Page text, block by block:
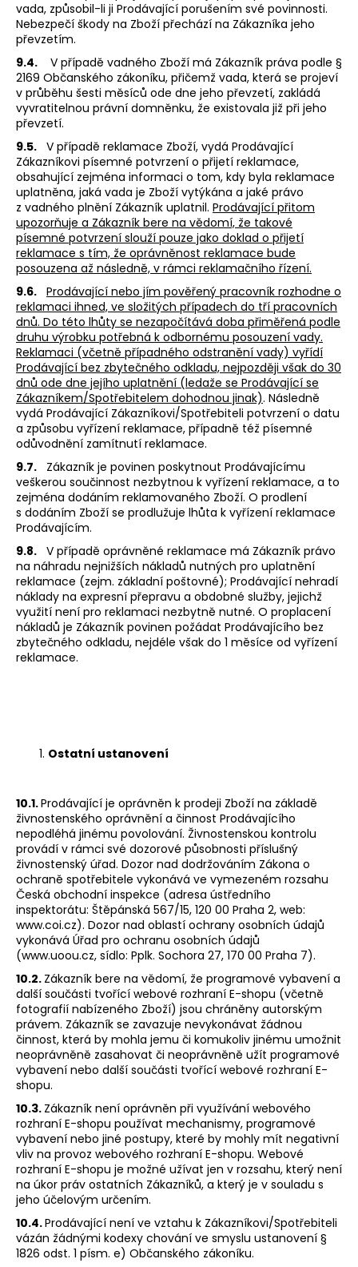
vada, způsobil-li ji Prodávající porušením své povinnosti.
Nebezpečí škody na Zboží přechází na Zákazníka jeho
převzetím.
9.4. V případě vadného Zboží má Zákazník práva podle §
2169 Občanského zákoníku, přičemž vada, která se projeví
v průběhu šesti měsíců ode dne jeho převzetí, zakládá
vyvratitelnou právní domněnku, že existovala již při jeho
převzetí.
9.5. V případě reklamace Zboží, vydá Prodávající
Zákazníkovi písemné potvrzení o přijetí reklamace,
obsahující zejména informaci o tom, kdy byla reklamace
uplatněna, jaká vada je Zboží vytýkána a jaké právo
z vadného plnění Zákazník uplatnil. Prodávající přitom
upozorňuje a Zákazník bere na vědomí, že takové
písemné potvrzení slouží pouze jako doklad o přijetí
reklamace s tím, že oprávněnost reklamace bude
posouzena až následně, v rámci reklamačního řízení.
9.6. Prodávající nebo jím pověřený pracovník rozhodne o
reklamaci ihned, ve složitých případech do tří pracovních
dnů. Do této lhůty se nezapočítává doba přiměřená podle
druhu výrobku potřebná k odbornému posouzení vady.
Reklamaci (včetně případného odstranění vady) vyřídí
Prodávající bez zbytečného odkladu, nejpozději však do 30
dnů ode dne jejího uplatnění (ledaže se Prodávající se
Zákazníkem/Spotřebitelem dohodnou jinak). Následně
vydá Prodávající Zákazníkovi/Spotřebiteli potvrzení o datu
a způsobu vyřízení reklamace, případně též písemné
odůvodnění zamítnutí reklamace.
9.7. Zákazník je povinen poskytnout Prodávajícímu
veškerou součinnost nezbytnou k vyřízení reklamace, a to
zejména dodáním reklamovaného Zboží. O prodlení
s dodáním Zboží se prodlužuje lhůta k vyřízení reklamace
Prodávajícím.
9.8. V případě oprávněné reklamace má Zákazník právo
na náhradu nejnižších nákladů nutných pro uplatnění
reklamace (zejm. základní poštovné); Prodávající nehradí
náklady na expresní přepravu a obdobné služby, jejichž
využití není pro reklamaci nezbytně nutné. O proplacení
nákladů je Zákazník povinen požádat Prodávajícího bez
zbytečného odkladu, nejdéle však do 1 měsíce od vyřízení
reklamace.
Ostatní ustanovení
10.1.Prodávající je oprávněn k prodeji Zboží na základě
živnostenského oprávnění a činnost Prodávajícího
nepodléhá jinému povolování. Živnostenskou kontrolu
provádí v rámci své dozorové působnosti příslušný
živnostenský úřad. Dozor nad dodržováním Zákona o
ochraně spotřebitele vykonává ve vymezeném rozsahu
Česká obchodní inspekce (adresa ústředního
inspektorátu: Štěpánská 567/15, 120 00 Praha 2, web:
www.coi.cz). Dozor nad oblastí ochrany osobních údajů
vykonává Úřad pro ochranu osobních údajů
(www.uoou.cz, sídlo: Pplk. Sochora 27, 170 00 Praha 7).
10.2. Zákazník bere na vědomí, že programové vybavení a
další součásti tvořící webové rozhraní E-shopu (včetně
fotografií nabízeného Zboží) jsou chráněny autorským
právem. Zákazník se zavazuje nevykonávat žádnou
činnost, která by mohla jemu či komukoliv jinému umožnit
neoprávněně zasahovat či neoprávněně užít programové
vybavení nebo další součásti tvořící webové rozhraní E-
shopu.
10.3. Zákazník není oprávněn při využívání webového
rozhraní E-shopu používat mechanismy, programové
vybavení nebo jiné postupy, které by mohly mít negativní
vliv na provoz webového rozhraní E-shopu. Webové
rozhraní E-shopu je možné užívat jen v rozsahu, který není
na úkor práv ostatních Zákazníků, a který je v souladu s
jeho účelovým určením.
10.4.Prodávající není ve vztahu k Zákazníkovi/Spotřebiteli
vázán žádnými kodexy chování ve smyslu ustanovení §
1826 odst. 1 písm. e) Občanského zákoníku.